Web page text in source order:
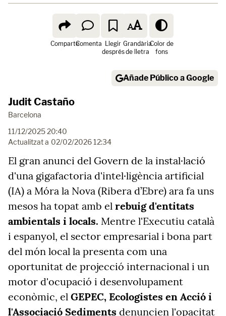
ComparteComenta Llegir
després
Grandària
de lletra
Color de
fons
Añade Público a Google
Judit Castaño
Barcelona
11/12/2025 20:40
Actualitzat a 02/02/2026 12:34
El gran anunci del Govern de la instal·lació
d'una gigafactoria d'intel·ligència artificial
(IA) a Móra la Nova (Ribera d’Ebre) ara fa uns
mesos ha topat amb el rebuig d'entitats
ambientals i locals. Mentre l'Executiu català
i espanyol, el sector empresarial i bona part
del món local la presenta com una
oportunitat de projecció internacional i un
motor d'ocupació i desenvolupament
econòmic, el GEPEC, Ecologistes en Acció i
l'Associació Sediments denuncien l'opacitat